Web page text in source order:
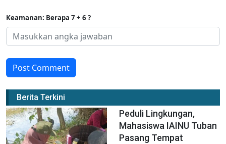
Keamanan: Berapa 7 + 6 ?
Post Comment
Berita Terkini
Peduli Lingkungan,
Mahasiswa IAINU Tuban
Pasang Tempat